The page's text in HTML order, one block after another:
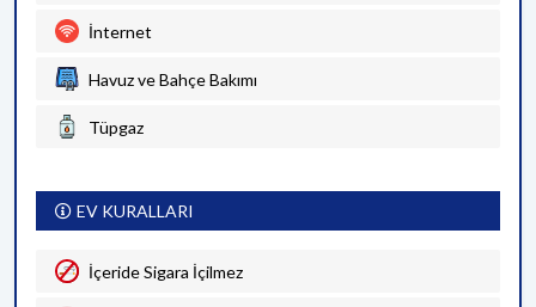
İnternet
Havuz ve Bahçe Bakımı
Tüpgaz
EV KURALLARI
İçeride Sigara İçilmez